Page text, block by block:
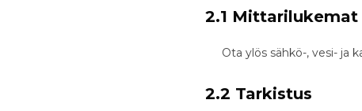
2.1 Mittarilukemat
Ota ylös sähkö-, vesi- ja
2.2 Tarkistus